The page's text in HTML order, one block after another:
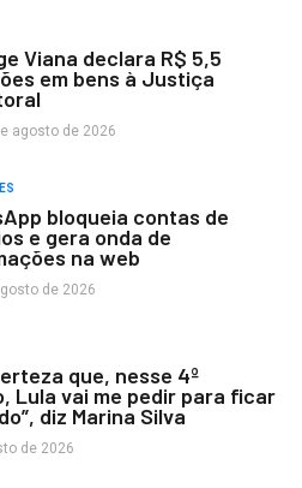
Viana declara R$ 5,5
em bens à Justiça
agosto de 2026
bloqueia contas de
e gera onda de
na web
de 2026
que, nesse 4º
Lula vai me pedir para ficar
diz Marina Silva
de 2026